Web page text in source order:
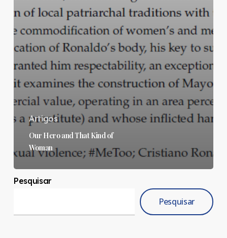
Artigos
Our Hero and That Kind of
Woman
Pesquisar
Pesquisar